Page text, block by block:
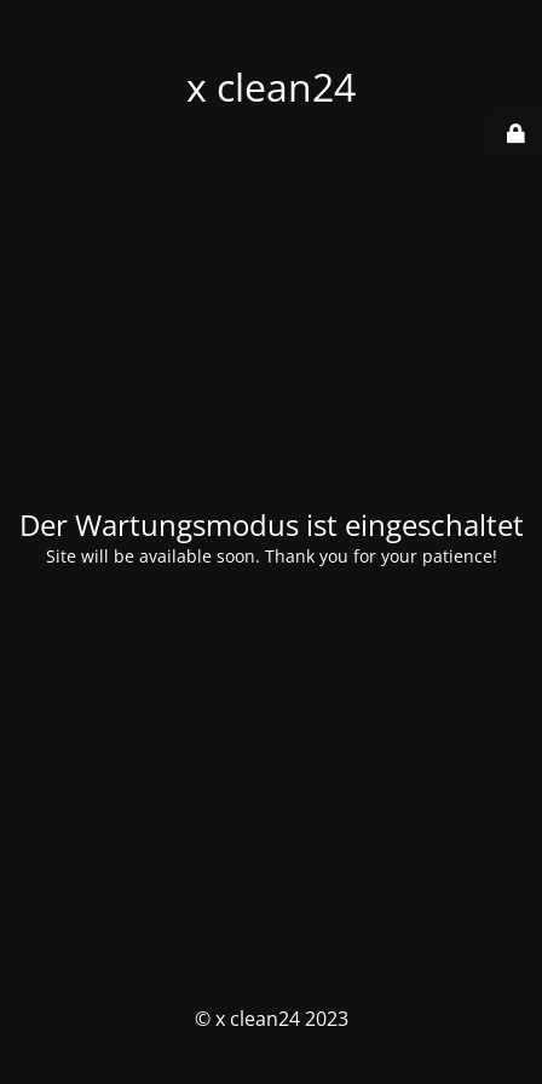
x clean24
Der Wartungsmodus ist eingeschaltet
Site will be available soon. Thank you for your patience!
© x clean24 2023